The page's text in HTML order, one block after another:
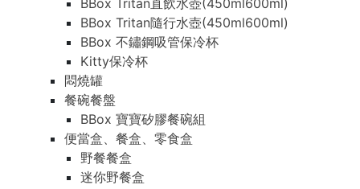
BBox Tritan直飲水壺(450ml600ml)
BBox Tritan隨行水壺(450ml600ml)
BBox 不鏽鋼吸管保冷杯
Kitty保冷杯
悶燒罐
餐碗餐盤
BBox 寶寶矽膠餐碗組
便當盒、餐盒、零食盒
野餐餐盒
迷你野餐盒